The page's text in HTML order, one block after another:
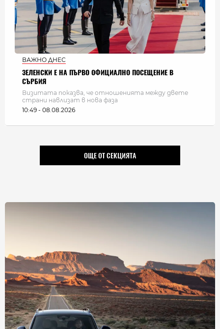
ВАЖНО ДНЕС
ЗЕЛЕНСКИ Е НА ПЪРВО ОФИЦИАЛНО ПОСЕЩЕНИЕ В
СЪРБИЯ
Визитата показва, че отношенията между двете
страни навлизат в нова фаза
10:49 - 08.08.2026
ОЩЕ ОТ СЕКЦИЯТА